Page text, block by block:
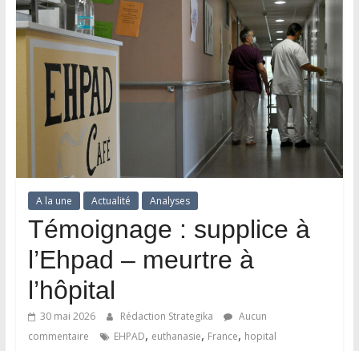
A la une Actualité Analyses
Témoignage : supplice à
l’Ehpad – meurtre à
l’hôpital
30 mai 2026 Rédaction Strategika
Aucun
commentaire
EHPAD, euthanasie, France, hopital